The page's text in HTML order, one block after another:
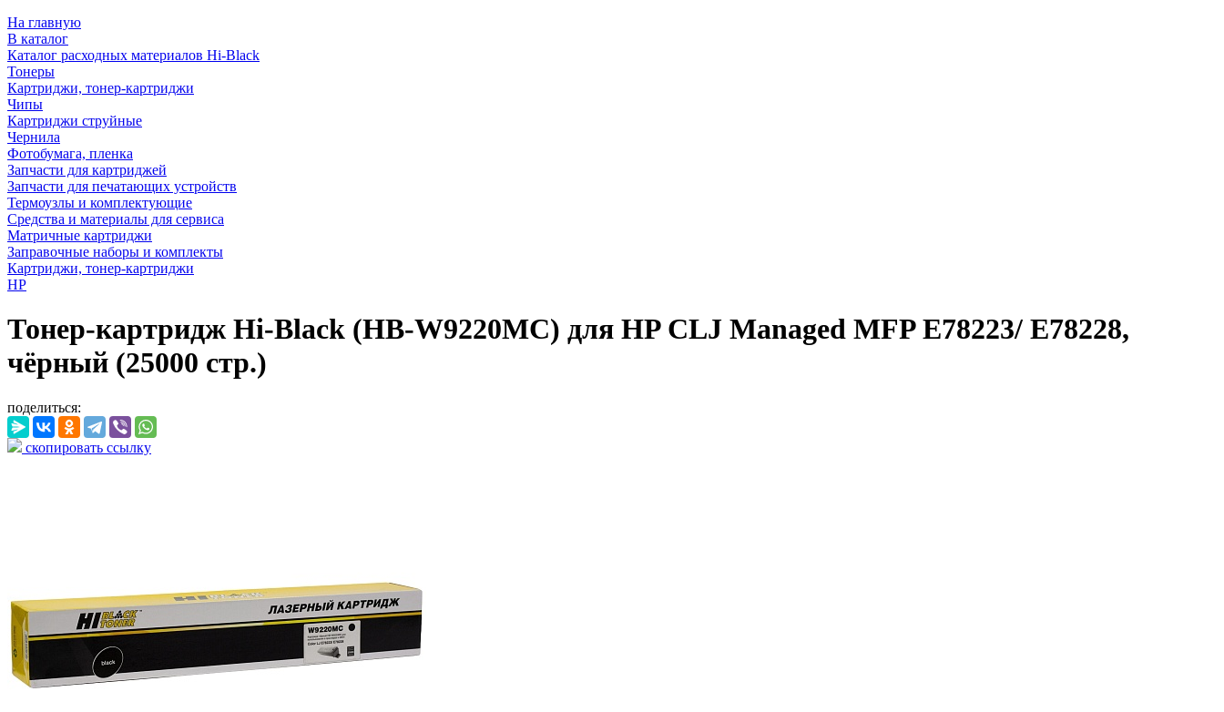
На главную
В каталог
Каталог расходных материалов Hi-Black
Тонеры
Картриджи, тонер-картриджи
Чипы
Картриджи струйные
Чернила
Фотобумага, пленка
Запчасти для картриджей
Запчасти для печатающих устройств
Термоузлы и комплектующие
Средства и материалы для сервиса
Матричные картриджи
Заправочные наборы и комплекты
Картриджи, тонер-картриджи
HP
Тонер-картридж Hi-Black (HB-W9220MC) для HP CLJ Managed MFP E78223/ E78228,
чёрный (25000 стр.)
поделиться:
скопировать ссылку